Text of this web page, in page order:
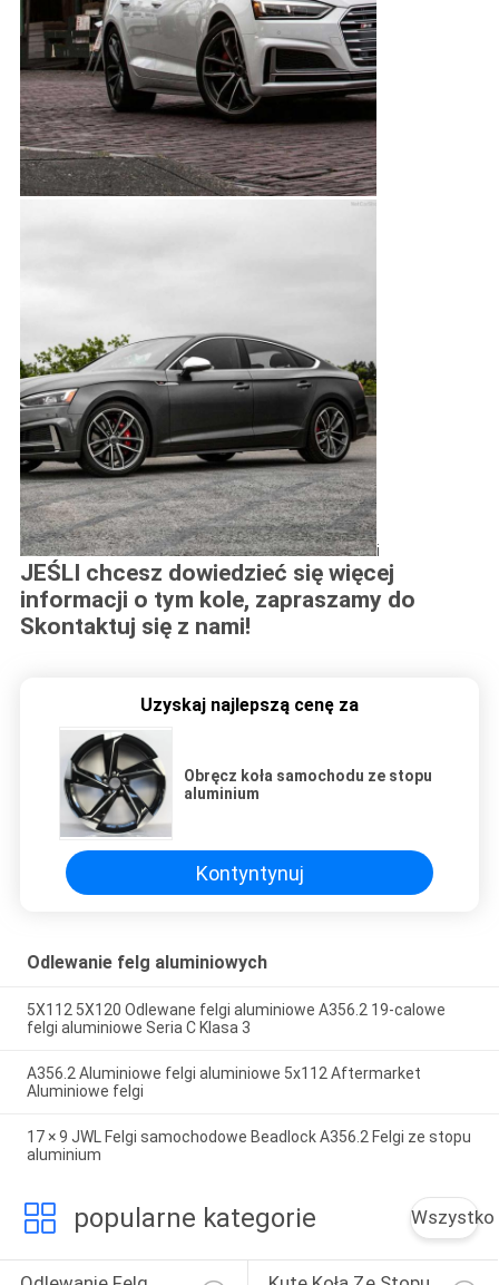
i
JEŚLI chcesz dowiedzieć się więcej
informacji o tym kole, zapraszamy do
Skontaktuj się z nami!
Uzyskaj najlepszą cenę za
Obręcz koła samochodu ze stopu
aluminium
Kontyntynuj
Odlewanie felg aluminiowych
5X112 5X120 Odlewane felgi aluminiowe A356.2 19-calowe
felgi aluminiowe Seria C Klasa 3
A356.2 Aluminiowe felgi aluminiowe 5x112 Aftermarket
Aluminiowe felgi
17 × 9 JWL Felgi samochodowe Beadlock A356.2 Felgi ze stopu
aluminium
popularne kategorie Wszystko